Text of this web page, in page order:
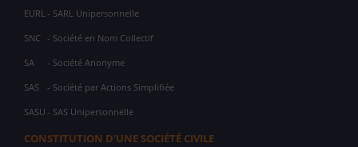
EURL - SARL Unipersonnelle
SNC - Société en Nom Collectif
SA - Société Anonyme
SAS - Société par Actions Simplifiée
SASU - SAS Unipersonnelle
CONSTITUTION D'UNE SOCIÉTÉ CIVILE